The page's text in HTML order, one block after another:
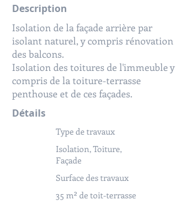
Description
Isolation de la façade arrière par
isolant naturel, y compris rénovation
des balcons.
Isolation des toitures de l'immeuble y
compris de la toiture-terrasse
penthouse et de ces façades.
Détails
Type de travaux
Isolation, Toiture,
Façade
Surface des travaux
35 m² de toit-terrasse